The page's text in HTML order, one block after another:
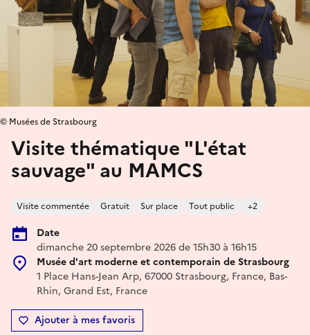
Visite thématique "L'état
sauvage" au MAMCS
Visite commentée Gratuit Sur place Tout public +2
Date
dimanche 20 septembre 2026 de 15h30 à 16h15
Musée d'art moderne et contemporain de Strasbourg
1 Place Hans-Jean Arp, 67000 Strasbourg, France, Bas-
Rhin, Grand Est, France
Ajouter à mes favoris
© Musées de Strasbourg